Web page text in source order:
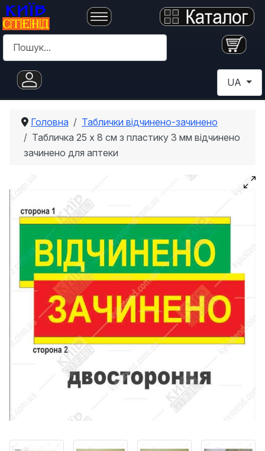
Пошук
Оберіть
UA
Головна
Таблички відчинено-зачинено
Табличка 25 х 8 см з пластику 3 мм відчинено
зачинено для аптеки